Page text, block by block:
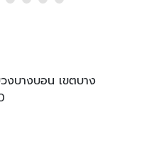
งบางบอน เขตบาง